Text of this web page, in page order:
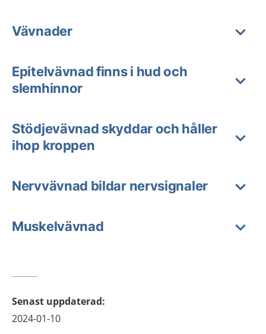
Vävnader
Epitelvävnad finns i hud och
slemhinnor
Stödjevävnad skyddar och håller
ihop kroppen
Nervvävnad bildar nervsignaler
Muskelvävnad
Senast uppdaterad:
2024-01-10